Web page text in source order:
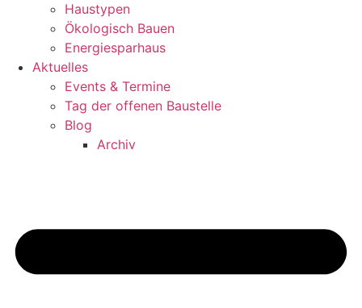
Haustypen
Ökologisch Bauen
Energiesparhaus
Aktuelles
Events & Termine
Tag der offenen Baustelle
Blog
Archiv